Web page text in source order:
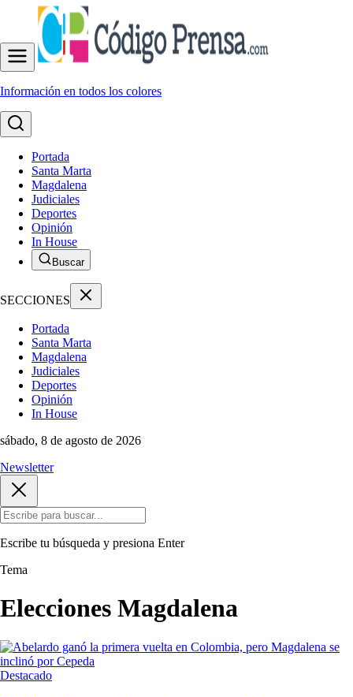
Información en todos los colores
Portada
Santa Marta
Magdalena
Judiciales
Deportes
Opinión
In House
Buscar
SECCIONES
Portada
Santa Marta
Magdalena
Judiciales
Deportes
Opinión
In House
sábado, 8 de agosto de 2026
Newsletter
Escribe tu búsqueda y presiona Enter
Tema
Elecciones Magdalena
Destacado